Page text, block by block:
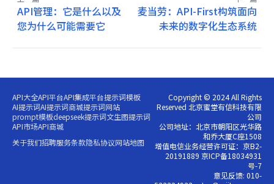
API管理：它是什么以及
您为什么可能需要它
麦当劳：API-First构筑面向
未来的数字化生态系统
API大全API平台API集成平台提示词模板
AI提示词AI提示词商城提示词网站
prompt模板deepseek提示词文生图提示词
API市场API商城
关于我们招聘服务条款隐私协议网站地图
Copyright © 2024 All Rights
Reserved 北京蜜堂有信科技有限
公司
公司地址：北京市朝阳区光华路
和乔大厦C座1508
增值电信业务经营许可证：京B2-
20191889 京ICP备18034931
号-7
意见反馈: 010-